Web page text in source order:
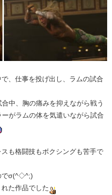
、仕事を投げ出し、ラムの試合
合中、胸の痛みを抑えながら戦う
ーがラムの体を気遣いながら試合
も格闘技もボクシングも苦手で
でσ(^◇^;)
た作品でした